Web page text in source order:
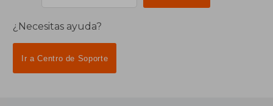
¿Necesitas ayuda?
Ir a Centro de Soporte